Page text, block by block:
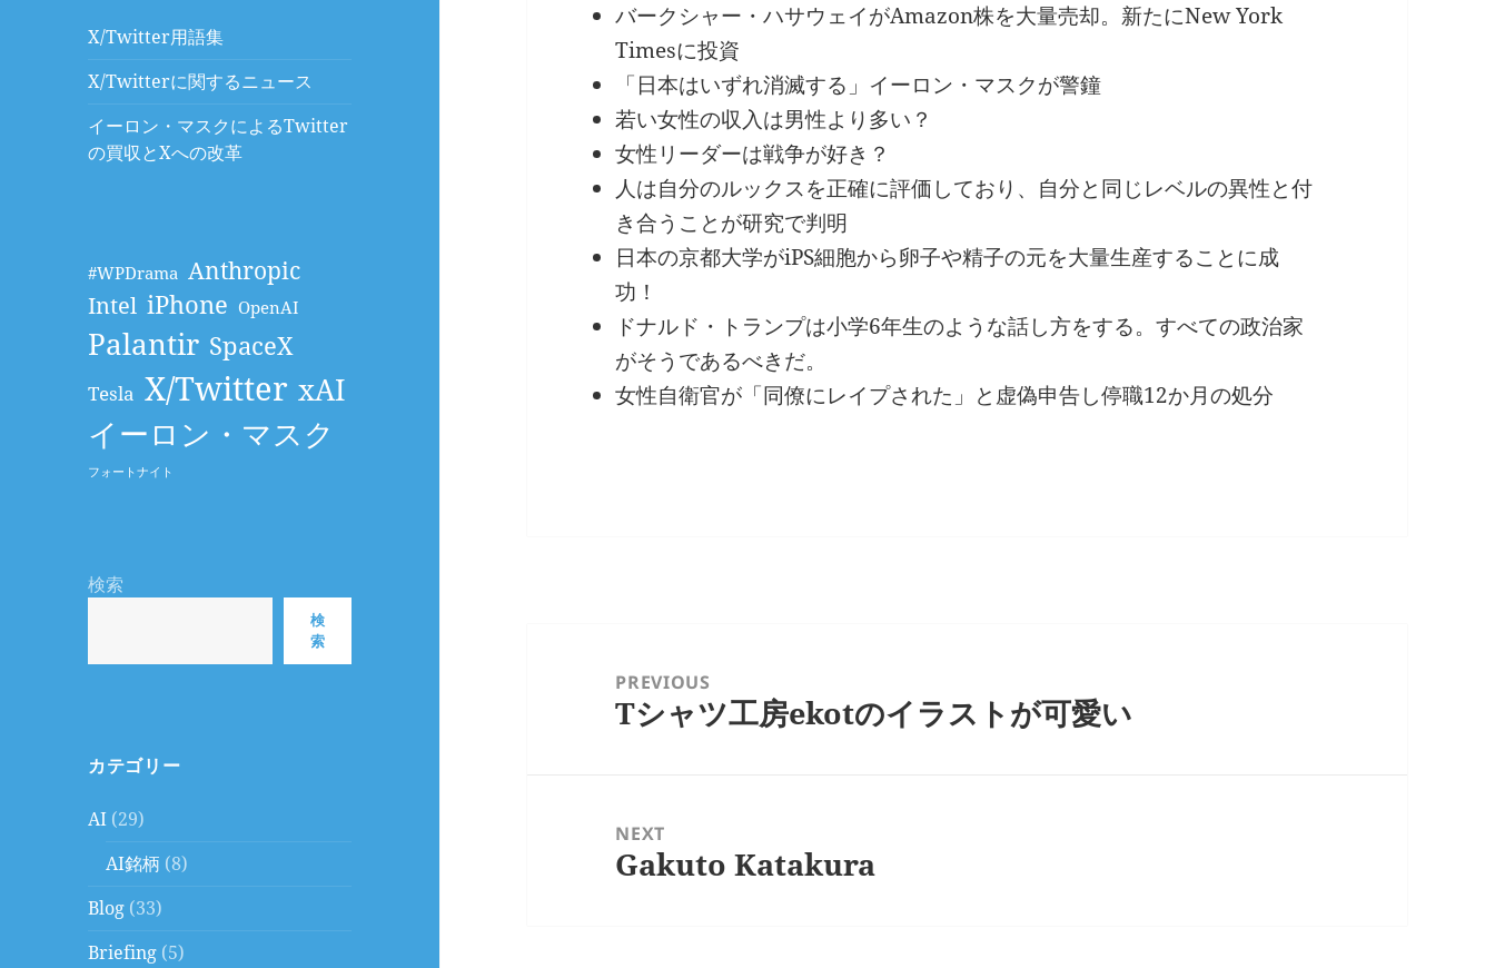
X/Twitter用語集
X/Twitterに関するニュース
イーロン・マスクによるTwitter
の買収とXへの改革
#WPDrama Anthropic
Intel iPhone OpenAI
Palantir SpaceX
Tesla X/Twitter xAI
イーロン・マスク
フォートナイト
検索
検
索
カテゴリー
AI (29)
AI銘柄 (8)
Blog (33)
Briefing (5)
バークシャー・ハサウェイがAmazon株を大量売却。新たにNew York
Timesに投資
「日本はいずれ消滅する」イーロン・マスクが警鐘
若い女性の収入は男性より多い？
女性リーダーは戦争が好き？
人は自分のルックスを正確に評価しており、自分と同じレベルの異性と付
き合うことが研究で判明
日本の京都大学がiPS細胞から卵子や精子の元を大量生産することに成
功！
ドナルド・トランプは小学6年生のような話し方をする。すべての政治家
がそうであるべきだ。
女性自衛官が「同僚にレイプされた」と虚偽申告し停職12か月の処分
PREVIOUS
Previous
Tシャツ工房ekotのイラストが可愛い
NEXT
Next
Gakuto Katakura